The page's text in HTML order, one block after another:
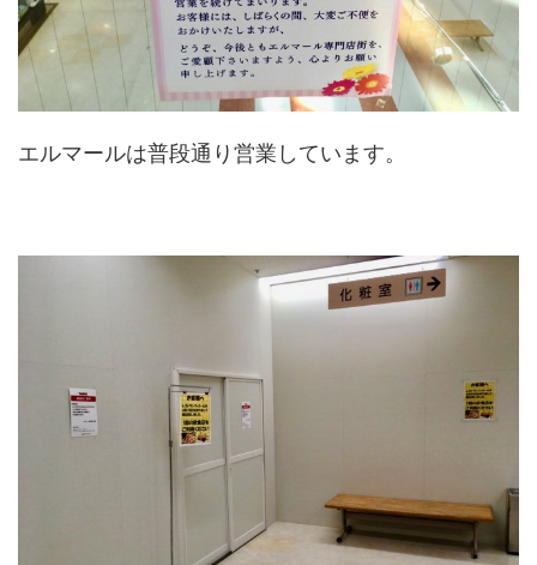
エルマールは普段通り営業しています。